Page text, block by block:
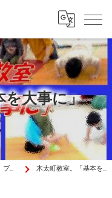
を大事に」
ブログ 木太町教室。「基本を大事に」